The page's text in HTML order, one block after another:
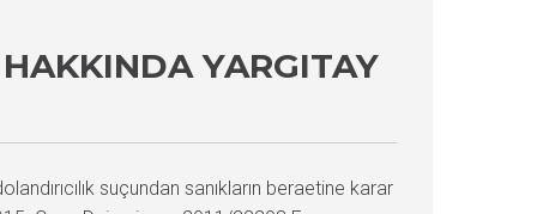
YARGITAY
suçundan sanıkların beraetine karar